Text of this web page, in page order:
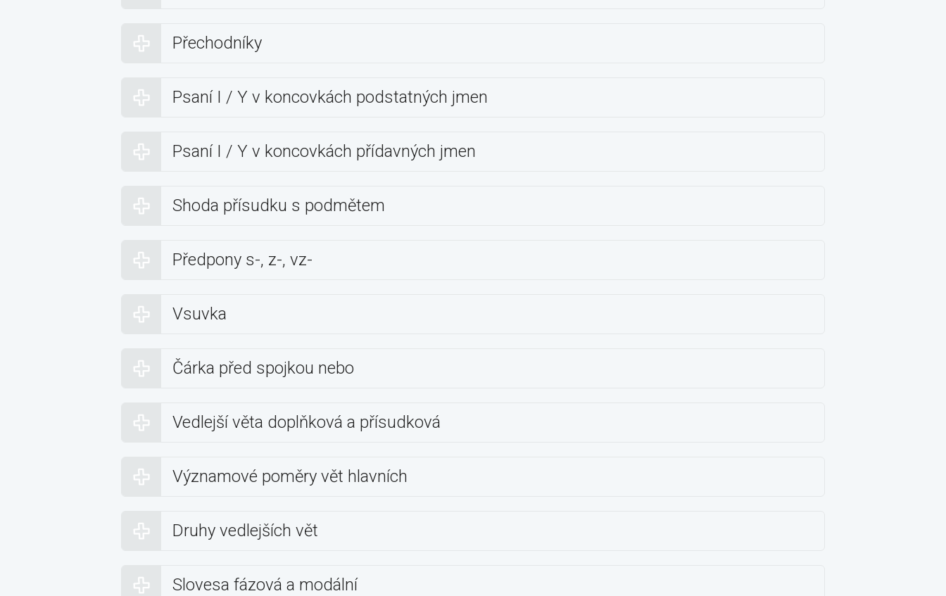
Přechodníky
Psaní I / Y v koncovkách podstatných jmen
Psaní I / Y v koncovkách přídavných jmen
Shoda přísudku s podmětem
Předpony s-, z-, vz-
Vsuvka
Čárka před spojkou nebo
Vedlejší věta doplňková a přísudková
Významové poměry vět hlavních
Druhy vedlejších vět
Slovesa fázová a modální